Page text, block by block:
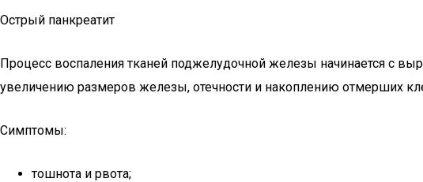
Острый панкреатит
Процесс воспаления тканей поджелудочной железы начинается с
увеличению размеров железы, отечности и накоплению отмерших
Симптомы:
тошнота и рвота;